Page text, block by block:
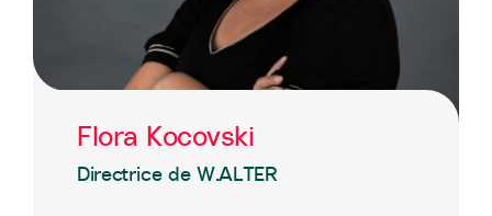
Flora Kocovski
Directrice de W.ALTER